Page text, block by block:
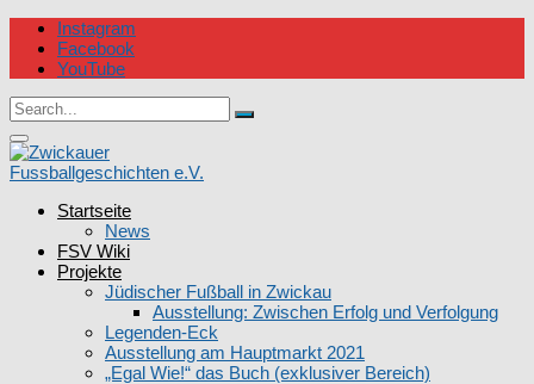
Skip
content
Instagram
Facebook
YouTube
Circular
focus
Search
for:
Search
focus
Zwickauer Fussballgeschichten e.V.
Startseite
News
FSV Wiki
Projekte
Jüdischer Fußball in Zwickau
Ausstellung: Zwischen Erfolg und Verfolgung
Legenden-Eck
Ausstellung am Hauptmarkt 2021
„Egal Wie!“ das Buch (exklusiver Bereich)